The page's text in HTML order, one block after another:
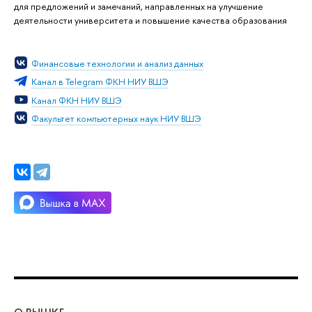
для предложений и замечаний, направленных на улучшение
деятельности университета и повышение качества образования
Финансовые технологии и анализ данных
Канал в Telegram ФКН НИУ ВШЭ
Канал ФКН НИУ ВШЭ
Факультет компьютерных наук НИУ ВШЭ